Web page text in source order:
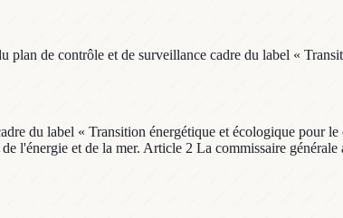
de contrôle et de surveillance cadre du label «
du label « Transition énergétique et écologique pour
l'énergie et de la mer. Article 2 La commissaire